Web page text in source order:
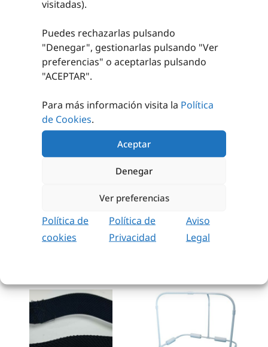
visitadas).
Puedes rechazarlas pulsando
"Denegar", gestionarlas pulsando "Ver
preferencias" o aceptarlas pulsando
"ACEPTAR".
Para más información visita la Política
de Cookies.
Aceptar
Denegar
Ver preferencias
Política de
cookies
Política de
Privacidad
Aviso
Legal
PRODUCTOS RELACIONADOS
sin IVA
AÑADIR AL
CARRITO
(39,36
AÑADIR AL